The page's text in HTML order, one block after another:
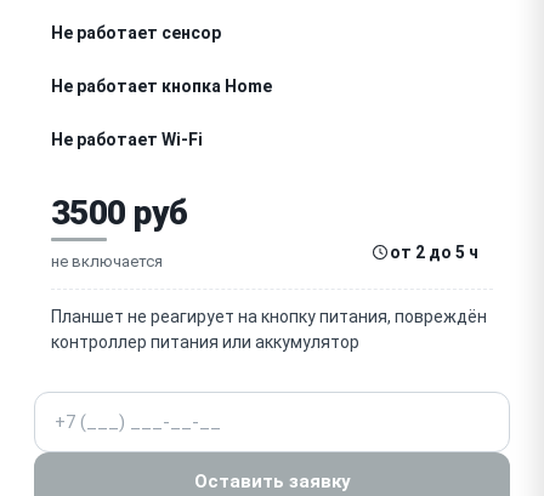
Не работает сенсор
Не работает кнопка Home
Не работает Wi-Fi
Быстро разряжается
Не работает камера
3500 руб
не включается от 2 до 5 ч
Планшет не реагирует на кнопку питания, повреждён
контроллер питания или аккумулятор
Телефон
Оставить заявку